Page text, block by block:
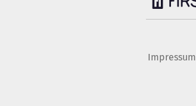
Impressum